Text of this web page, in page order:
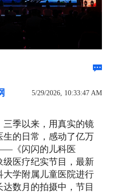
5/29/2026, 10:33:47 AM
三季以来，用真实的镜
生的日常，感动了亿万
《闪闪的儿科医
级医疗纪实节目，最新
大学附属儿童医院进行
数月的拍摄中，节目